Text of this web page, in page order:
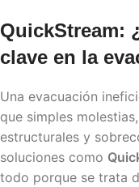
QuickStream:
clave en la
Una evacuación
que simples
estructurales y
soluciones como
todo porque se trata